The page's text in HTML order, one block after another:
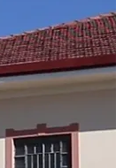
e
da
e